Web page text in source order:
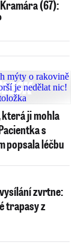
(67):
ji mohla
s
popsala léčbu
zvrtne:
trapasy z